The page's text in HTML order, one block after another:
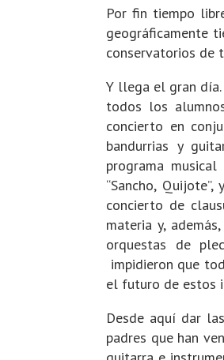
Por fin tiempo
geográficamente
conservatorios de
Y llega el gran
todos los
concierto en
bandurrias y
programa
“Sancho,
concierto de
materia y,
orquestas de
impidieron que
el futuro de estos
Desde aquí dar
padres que han